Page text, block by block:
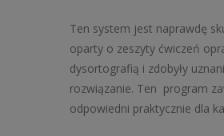
Ten system jest naprawdę
oparty o zeszyty ćwiczeń
dysortografią i zdobyły
rozwiązanie. Ten program
odpowiedni praktycznie dla